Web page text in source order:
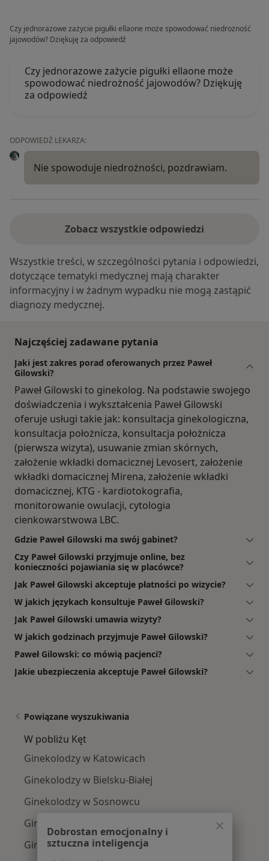
Czy jednorazowe zażycie pigułki ellaone może spowodować niedrożność
jajowodów? Dziękuję za odpowiedź
Czy jednorazowe zażycie pigułki ellaone może
spowodować niedrożność jajowodów? Dziękuję
za odpowiedź
ODPOWIEDŹ LEKARZA:
Nie spowoduje niedrożności, pozdrawiam.
Zobacz wszystkie odpowiedzi
Wszystkie treści, w szczególności pytania i odpowiedzi,
dotyczące tematyki medycznej mają charakter
informacyjny i w żadnym wypadku nie mogą zastąpić
diagnozy medycznej.
Najczęściej zadawane pytania
Jaki jest zakres porad oferowanych przez Paweł
Gilowski?
Paweł Gilowski to ginekolog. Na podstawie swojego
doświadczenia i wykształcenia Paweł Gilowski
oferuje usługi takie jak: konsultacja ginekologiczna,
konsultacja położnicza, konsultacja położnicza
(pierwsza wizyta), usuwanie zmian skórnych,
założenie wkładki domacicznej Levosert, założenie
wkładki domacicznej Mirena, założenie wkładki
domacicznej, KTG - kardiotokografia,
monitorowanie owulacji, cytologia
cienkowarstwowa LBC.
Gdzie Paweł Gilowski ma swój gabinet?
Czy Paweł Gilowski przyjmuje online, bez
konieczności pojawiania się w placówce?
Jak Paweł Gilowski akceptuje płatności po wizycie?
W jakich językach konsultuje Paweł Gilowski?
Jak Paweł Gilowski umawia wizyty?
W jakich godzinach przyjmuje Paweł Gilowski?
Paweł Gilowski: co mówią pacjenci?
Jakie ubezpieczenia akceptuje Paweł Gilowski?
Powiązane wyszukiwania
W pobliżu Kęt
Ginekolodzy w Katowicach
Ginekolodzy w Bielsku-Białej
Ginekolodzy w Sosnowcu
Ginekolodzy w Krakowie
Ginekolodzy w Tychach
Dobrostan emocjonalny i
sztuczna inteligencja